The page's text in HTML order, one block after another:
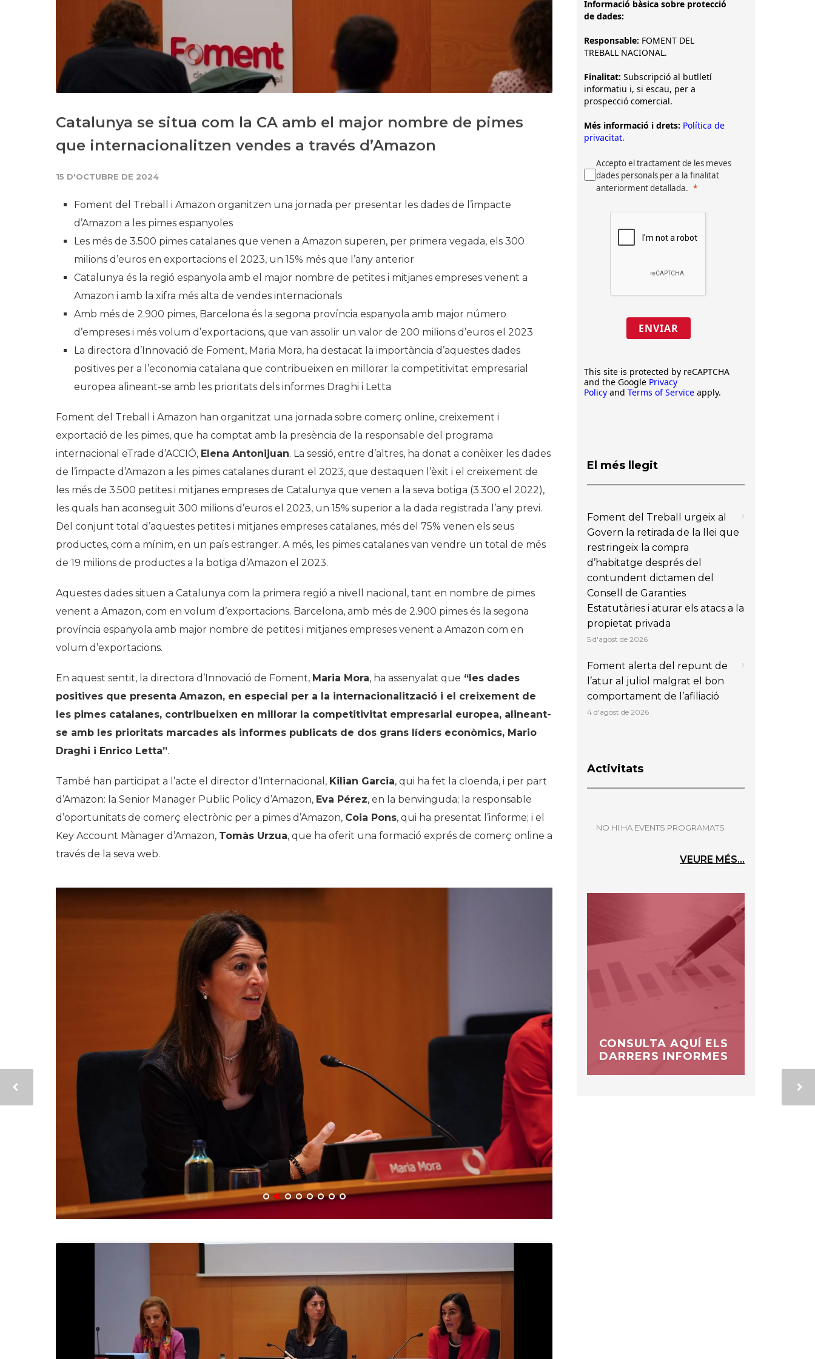
Galeria de Presidents
Catalunya se situa com la CA amb el major nombre de pimes
que internacionalitzen vendes a través d’Amazon
15 D'OCTUBRE DE 2024
Foment del Treball i Amazon organitzen una jornada per presentar les dades de l’impacte
d’Amazon a les pimes espanyoles
Les més de 3.500 pimes catalanes que venen a Amazon superen, per primera vegada, els 300
milions d’euros en exportacions el 2023, un 15% més que l’any anterior
Catalunya és la regió espanyola amb el major nombre de petites i mitjanes empreses venent a
Amazon i amb la xifra més alta de vendes internacionals
Amb més de 2.900 pimes, Barcelona és la segona província espanyola amb major número
d’empreses i més volum d’exportacions, que van assolir un valor de 200 milions d’euros el 2023
La directora d’Innovació de Foment, Maria Mora, ha destacat la importància d’aquestes dades
positives per a l’economia catalana que contribueixen en millorar la competitivitat empresarial
europea alineant-se amb les prioritats dels informes Draghi i Letta
Foment del Treball i Amazon han organitzat una jornada sobre comerç online, creixement i
exportació de les pimes, que ha comptat amb la presència de la responsable del programa
internacional eTrade d’ACCIÓ, Elena Antonijuan. La sessió, entre d’altres, ha donat a conèixer les dades
de l’impacte d’Amazon a les pimes catalanes durant el 2023, que destaquen l’èxit i el creixement de
les més de 3.500 petites i mitjanes empreses de Catalunya que venen a la seva botiga (3.300 el 2022),
les quals han aconseguit 300 milions d’euros el 2023, un 15% superior a la dada registrada l’any previ.
Del conjunt total d’aquestes petites i mitjanes empreses catalanes, més del 75% venen els seus
productes, com a mínim, en un país estranger. A més, les pimes catalanes van vendre un total de més
de 19 milions de productes a la botiga d’Amazon el 2023.
Aquestes dades situen a Catalunya com la primera regió a nivell nacional, tant en nombre de pimes
venent a Amazon, com en volum d’exportacions. Barcelona, amb més de 2.900 pimes és la segona
província espanyola amb major nombre de petites i mitjanes empreses venent a Amazon com en
volum d’exportacions.
En aquest sentit, la directora d’Innovació de Foment, Maria Mora, ha assenyalat que “les dades
positives que presenta Amazon, en especial per a la internacionalització i el creixement de
les pimes catalanes, contribueixen en millorar la competitivitat empresarial europea, alineant-
se amb les prioritats marcades als informes publicats de dos grans líders econòmics, Mario
Draghi i Enrico Letta”.
També han participat a l’acte el director d’Internacional, Kilian Garcia, qui ha fet la cloenda, i per part
d’Amazon: la Senior Manager Public Policy d’Amazon, Eva Pérez, en la benvinguda; la responsable
d’oportunitats de comerç electrònic per a pimes d’Amazon, Coia Pons, qui ha presentat l’informe; i el
Key Account Mànager d’Amazon, Tomàs Urzua, que ha oferit una formació exprés de comerç online a
través de la seva web.
Informació bàsica sobre protecció
de dades:
Responsable: FOMENT DEL
TREBALL NACIONAL.
Finalitat: Subscripció al butlletí
informatiu i, si escau, per a
prospecció comercial.
Més informació i drets: Política de
privacitat.
Accepto el tractament de les meves
dades personals per a la finalitat
anteriorment detallada.
ENVIAR
This site is protected by reCAPTCHA
and the Google Privacy
Policy and Terms of Service apply.
El més llegit
Foment del Treball urgeix al
Govern la retirada de la llei que
restringeix la compra
d’habitatge després del
contundent dictamen del
Consell de Garanties
Estatutàries i aturar els atacs a la
propietat privada
5 d'agost de 2026
Foment alerta del repunt de
l’atur al juliol malgrat el bon
comportament de l’afiliació
4 d'agost de 2026
Activitats
NO HI HA EVENTS PROGRAMATS
VEURE MÉS...
CONSULTA AQUÍ ELS
DARRERS INFORMES